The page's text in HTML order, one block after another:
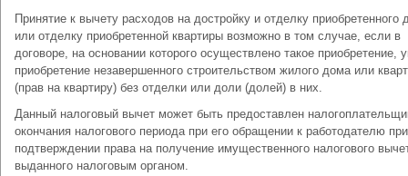
Принятие к вычету расходов на достройку и отделку приобретенного
или отделку приобретенной квартиры возможно в том случае, если в
договоре, на основании которого осуществлено такое приобретение,
приобретение незавершенного строительством жилого дома или
(прав на квартиру) без отделки или доли (долей) в них.
Данный налоговый вычет может быть предоставлен
окончания налогового периода при его обращении к работодателю при
подтверждении права на получение имущественного налогового
выданного налоговым органом.